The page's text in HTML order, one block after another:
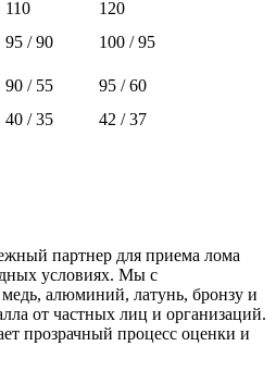
110
120
95 / 90
100 / 95
90 / 55
95 / 60
40 / 35 42 / 37
партнер для приема лома
условиях. Мы с
алюминий, латунь, бронзу и
от частных лиц и организаций.
прозрачный процесс оценки и